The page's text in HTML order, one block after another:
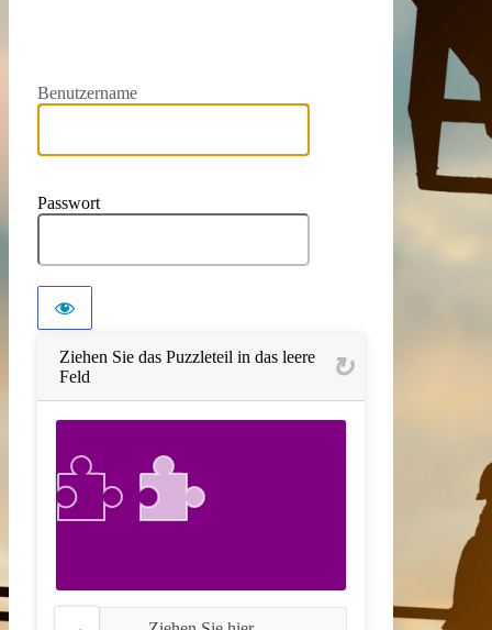
Benutzername
Passwort
Ziehen Sie das Puzzleteil in das leere
Feld